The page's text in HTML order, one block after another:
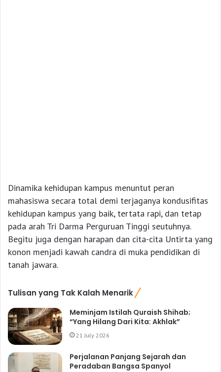
Dinamika kehidupan kampus menuntut peran
mahasiswa secara total demi terjaganya kondusifitas
kehidupan kampus yang baik, tertata rapi, dan tetap
pada arah Tri Darma Perguruan Tinggi seutuhnya.
Begitu juga dengan harapan dan cita-cita Untirta yang
konon menjadi kawah candra di muka pendidikan di
tanah jawara.
Tulisan yang Tak Kalah Menarik
Meminjam Istilah Quraish Shihab;
“Yang Hilang Dari Kita: Akhlak”
21 July 2026
Perjalanan Panjang Sejarah dan
Peradaban Bangsa Spanyol